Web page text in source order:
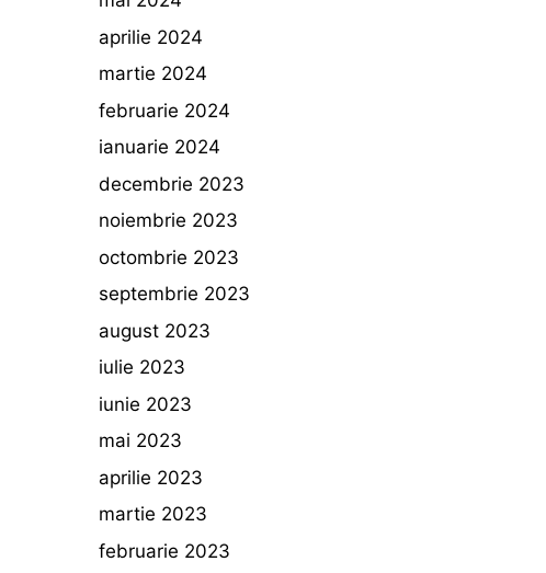
aprilie 2024
martie 2024
februarie 2024
ianuarie 2024
decembrie 2023
noiembrie 2023
octombrie 2023
septembrie 2023
august 2023
iulie 2023
iunie 2023
mai 2023
aprilie 2023
martie 2023
februarie 2023